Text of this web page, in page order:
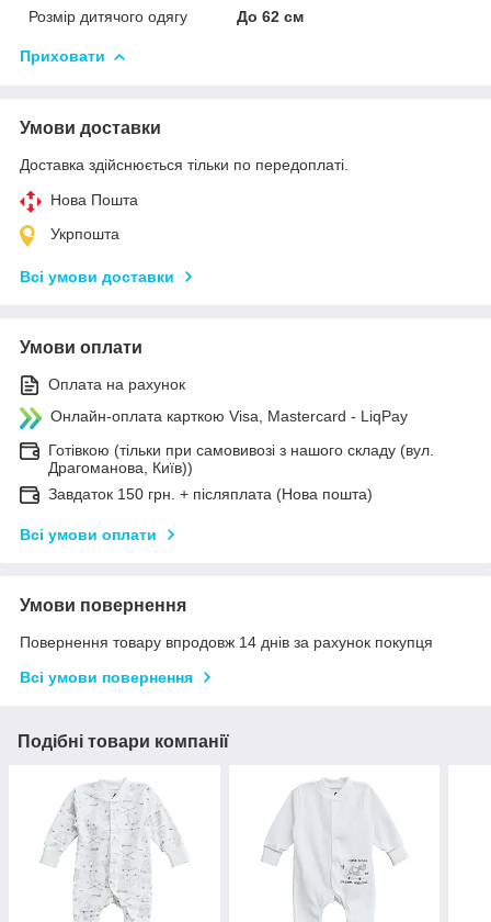
Розмір дитячого одягу
До 62 см
Приховати
Умови доставки
Доставка здійснюється тільки по передоплаті.
Нова Пошта
Укрпошта
Всі умови доставки
Умови оплати
Оплата на рахунок
Онлайн-оплата карткою Visa, Mastercard - LiqPay
Готівкою (тільки при самовивозі з нашого складу (вул.
Драгоманова, Київ))
Завдаток 150 грн. + післяплата (Нова пошта)
Всі умови оплати
Умови повернення
Повернення товару впродовж 14 днів за рахунок покупця
Всі умови повернення
Подібні товари компанії